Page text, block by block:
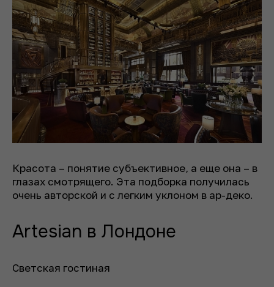
Красота – понятие субъективное, а еще она – в
глазах смотрящего. Эта подборка получилась
очень авторской и с легким уклоном в ар-деко.
Artesian в Лондоне
Светская гостиная